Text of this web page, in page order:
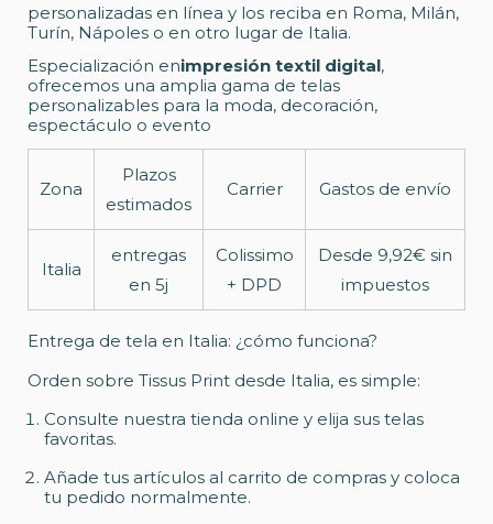
personalizadas en línea y los reciba en Roma, Milán,
Turín, Nápoles o en otro lugar de Italia.
Especialización enimpresión textil digital,
ofrecemos una amplia gama de telas
personalizables para la moda, decoración,
espectáculo o evento
Zona
Plazos
estimados
Carrier Gastos de envío
Italia
entregas
en 5j
Colissimo
+ DPD
Desde 9,92€ sin
impuestos
Entrega de tela en Italia: ¿cómo funciona?
Orden sobre Tissus Print desde Italia, es simple:
Consulte nuestra tienda online y elija sus telas
favoritas.
Añade tus artículos al carrito de compras y coloca
tu pedido normalmente.